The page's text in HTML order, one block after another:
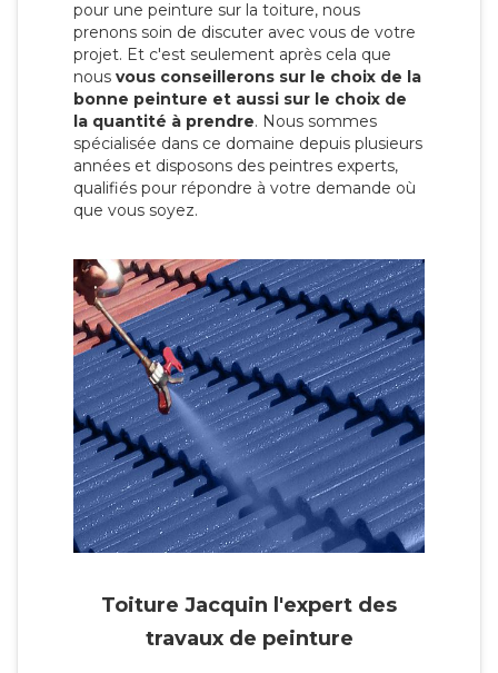
pour une peinture sur la toiture, nous
prenons soin de discuter avec vous de votre
projet. Et c'est seulement après cela que
nous vous conseillerons sur le choix de la
bonne peinture et aussi sur le choix de
la quantité à prendre. Nous sommes
spécialisée dans ce domaine depuis plusieurs
années et disposons des peintres experts,
qualifiés pour répondre à votre demande où
que vous soyez.
Toiture Jacquin l'expert des
travaux de peinture